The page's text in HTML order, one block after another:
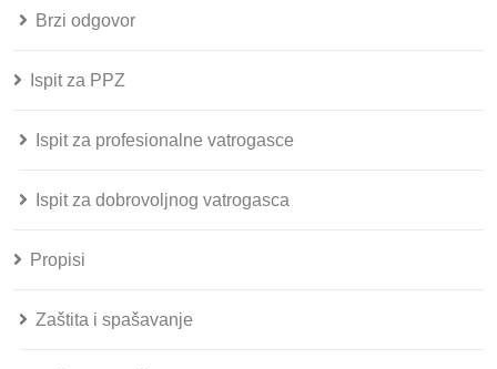
Brzi odgovor
Ispit za PPZ
Ispit za profesionalne vatrogasce
Ispit za dobrovoljnog vatrogasca
Propisi
Zaštita i spašavanje